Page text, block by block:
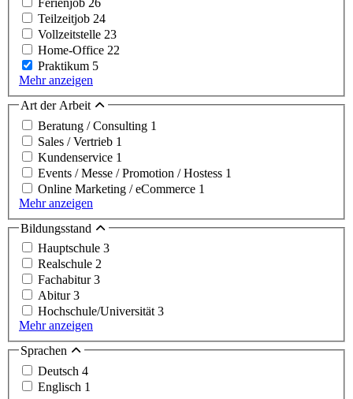
Ferienjob 26
Teilzeitjob 24
Vollzeitstelle 23
Home-Office 22
Praktikum 5
Mehr anzeigen
Art der Arbeit
Beratung / Consulting 1
Sales / Vertrieb 1
Kundenservice 1
Events / Messe / Promotion / Hostess 1
Online Marketing / eCommerce 1
Mehr anzeigen
Bildungsstand
Hauptschule 3
Realschule 2
Fachabitur3
Abitur3
Hochschule/Universität 3
Mehr anzeigen
Sprachen
Deutsch 4
Englisch 1